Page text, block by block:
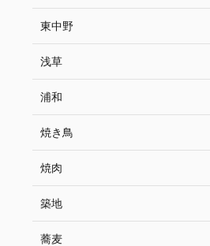
東中野
浅草
浦和
焼き鳥
焼肉
築地
蕎麦